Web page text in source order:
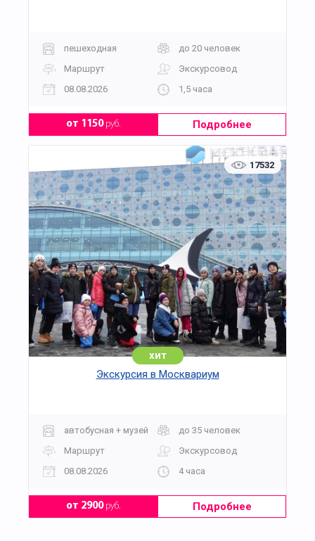
пешеходная
до 20 человек
Маршрут
Экскурсовод
08.08.2026
1,5 часа
от 1150руб. Подробнее
17532
хит
Экскурсия в Москвариум
автобусная + музей
до 35 человек
Маршрут
Экскурсовод
08.08.2026
4 часа
от 2900руб. Подробнее